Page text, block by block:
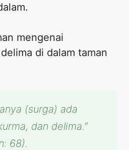
mengenai
di dalam taman
(surga) ada
dan delima.”
68).